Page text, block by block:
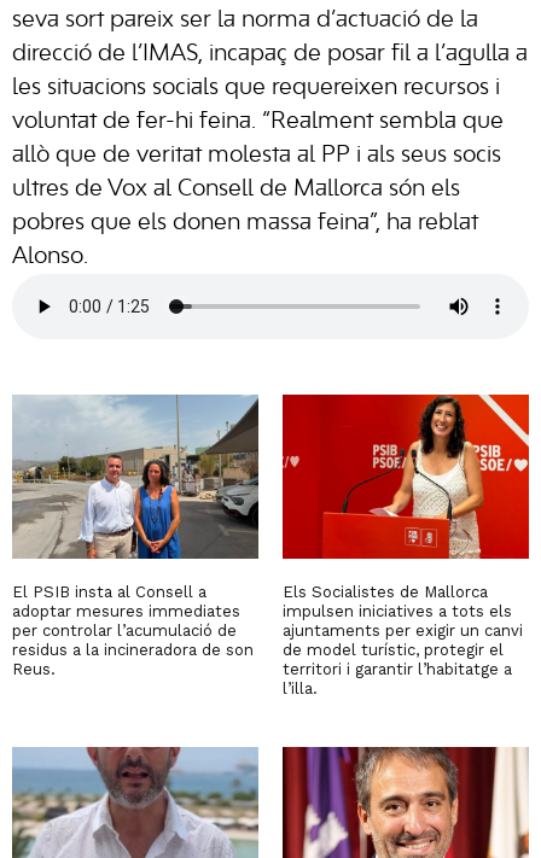
seva sort pareix ser la norma d’actuació de la
direcció de l’IMAS, incapaç de posar fil a l’agulla a
les situacions socials que requereixen recursos i
voluntat de fer-hi feina. “Realment sembla que
allò que de veritat molesta al PP i als seus socis
ultres de Vox al Consell de Mallorca són els
pobres que els donen massa feina”, ha reblat
Alonso.
El PSIB insta al Consell a
adoptar mesures immediates
per controlar l’acumulació de
residus a la incineradora de son
Reus.
Els Socialistes de Mallorca
impulsen iniciatives a tots els
ajuntaments per exigir un canvi
de model turístic, protegir el
territori i garantir l’habitatge a
l’illa.